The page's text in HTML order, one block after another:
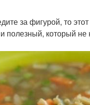
за фигурой, то
полезный, который